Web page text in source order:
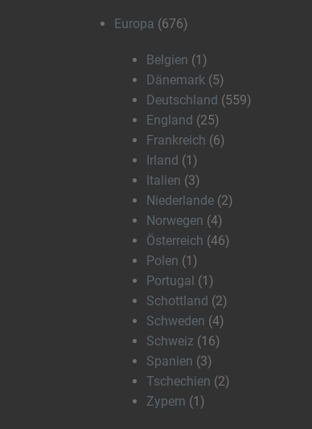
Europa (676)
Belgien (1)
Dänemark (5)
Deutschland (559)
England (25)
Frankreich (6)
Irland (1)
Italien (3)
Niederlande (2)
Norwegen (4)
Österreich (46)
Polen (1)
Portugal (1)
Schottland (2)
Schweden (4)
Schweiz (16)
Spanien (3)
Tschechien (2)
Zypern (1)